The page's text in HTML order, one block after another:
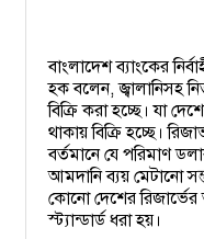
বাংলাদেশ ব্যাংকের
হক বলেন, জ্বালানিসহ
বিক্রি করা হচ্ছে। যা
থাকায় বিক্রি হচ্ছে।
বর্তমানে যে পরিমাণ
আমদানি ব্যয় মেটানো
কোনো দেশের
স্ট্যান্ডার্ড ধরা হয়।